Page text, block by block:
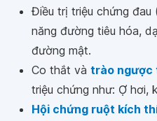
Điều trị triệu chứng
năng đường tiêu hóa,
đường mật.
Co thắt và trào ngược
triệu chứng như: Ợ hơi,
Hội chứng ruột kích